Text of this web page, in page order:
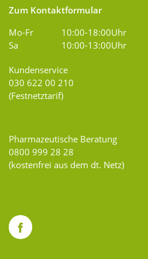
Zum Kontaktformular
Mo-Fr
10:00-18:00Uhr
Sa
10:00-13:00Uhr
Kundenservice
030 622 00 210
(Festnetztarif)
Pharmazeutische Beratung
0800 999 28 28
(kostenfrei aus dem dt. Netz)